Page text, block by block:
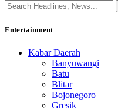
Entertainment
Kabar Daerah
Banyuwangi
Batu
Blitar
Bojonegoro
Gresik